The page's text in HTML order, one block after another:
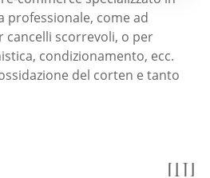
come ad
cancelli scorrevoli, o per
condizionamento, ecc.
del corten e tanto